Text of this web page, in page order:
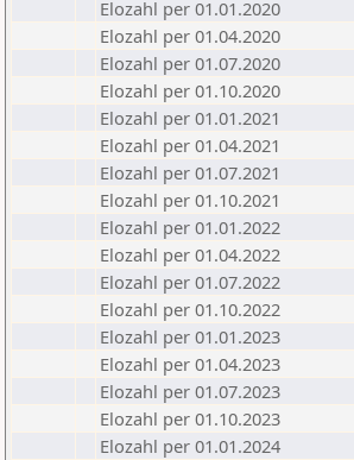
Elozahl per 01.01.2020
Elozahl per 01.04.2020
Elozahl per 01.07.2020
Elozahl per 01.10.2020
Elozahl per 01.01.2021
Elozahl per 01.04.2021
Elozahl per 01.07.2021
Elozahl per 01.10.2021
Elozahl per 01.01.2022
Elozahl per 01.04.2022
Elozahl per 01.07.2022
Elozahl per 01.10.2022
Elozahl per 01.01.2023
Elozahl per 01.04.2023
Elozahl per 01.07.2023
Elozahl per 01.10.2023
Elozahl per 01.01.2024